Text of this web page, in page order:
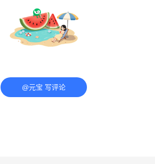
@元宝 写评论